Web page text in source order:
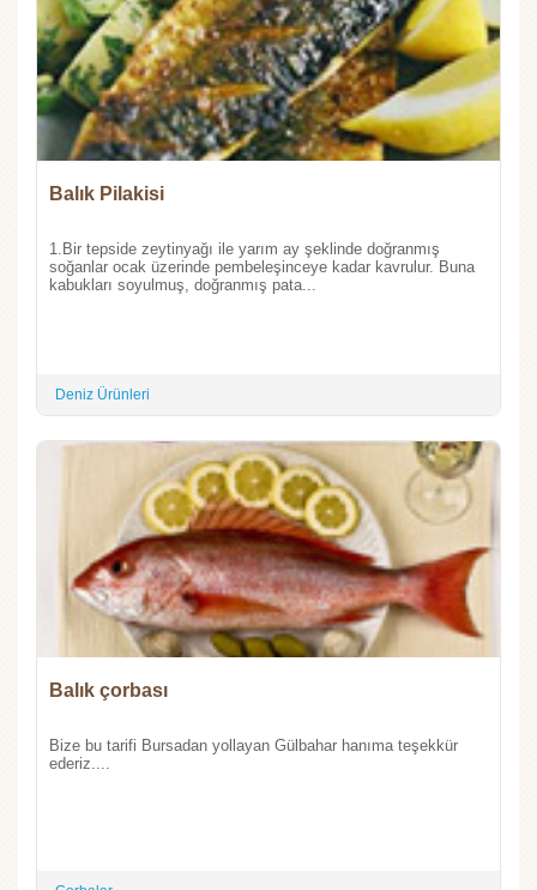
Balık Pilakisi
1.Bir tepside zeytinyağı ile yarım ay şeklinde doğranmış
soğanlar ocak üzerinde pembeleşinceye kadar kavrulur. Buna
kabukları soyulmuş, doğranmış pata...
Deniz Ürünleri
Balık çorbası
Bize bu tarifi Bursadan yollayan Gülbahar hanıma teşekkür
ederiz....